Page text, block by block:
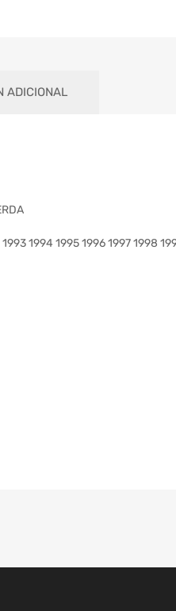
ADICIONAL
1993 1994 1995 1996 1997 1998